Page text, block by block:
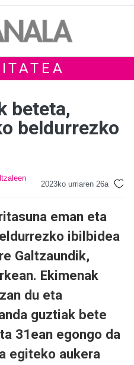
beteta,
beldurrezko
2023ko urriaren 26a
eman eta
ibilbidea
Galtzaundik,
Ekimenak
du eta
guztiak bete
31ean egongo da
egiteko aukera